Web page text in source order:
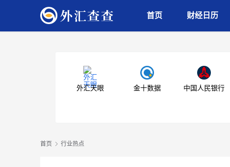
首页 财经日历
外汇天眼 金十数据 中国人民银行
首页 行业热点